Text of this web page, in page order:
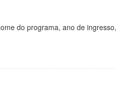
do programa, ano de